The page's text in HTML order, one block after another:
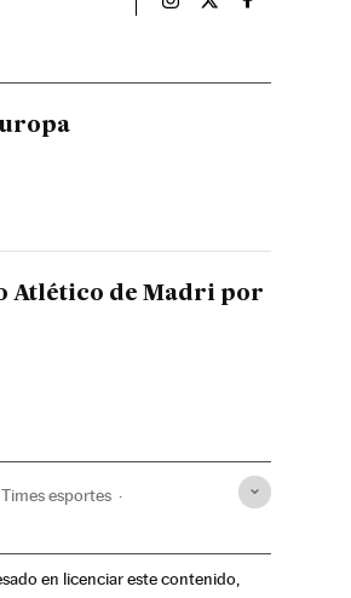
Esportes El País
Esportes El País
Esportes El
Atlético de Madri por
Times esportes
en licenciar este contenido,